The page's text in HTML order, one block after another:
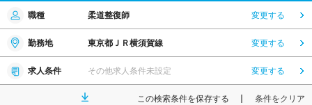
職種 柔道整復師 変更する
勤務地 東京都ＪＲ横須賀線 変更する
求人条件 その他求人条件未設定 変更する
この検索条件を保存する 条件をクリア